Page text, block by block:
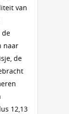
van
de
naar
de
12,13